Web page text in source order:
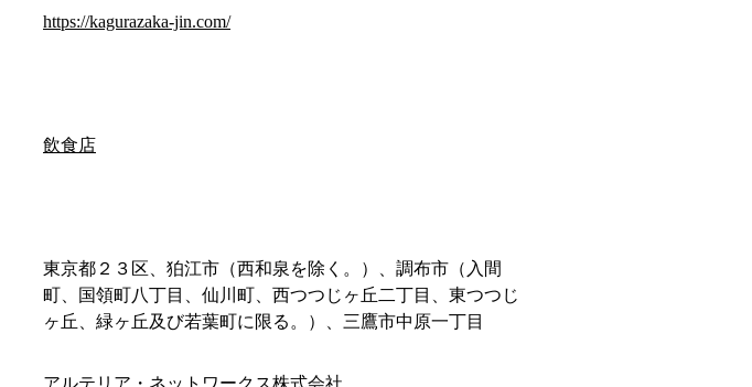
https://kagurazaka-jin.com/
飲食店
東京都２３区、狛江市（西和泉を除く。）、調布市（入間
町、国領町八丁目、仙川町、西つつじヶ丘二丁目、東つつじ
ヶ丘、緑ヶ丘及び若葉町に限る。）、三鷹市中原一丁目
アルテリア・ネットワークス株式会社